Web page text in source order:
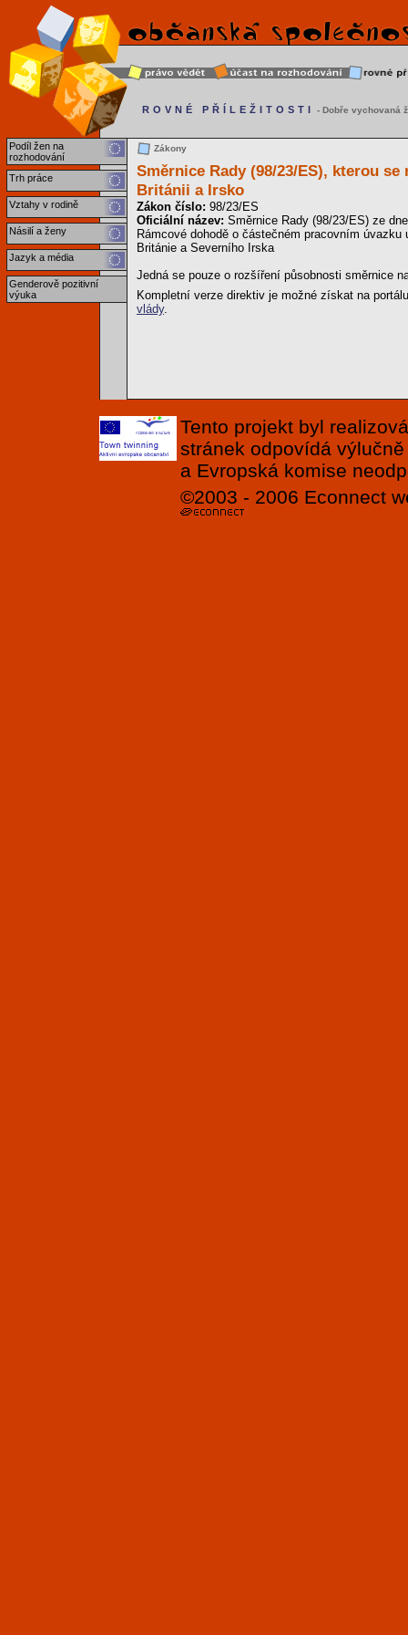
Podíl žen na
rozhodování
Trh práce
Vztahy v rodině
Násilí a ženy
Jazyk a média
Genderově pozitivní
výuka
ROVNÉ PŘÍLEŽITOSTI - Dobře vychovaná
Zákony
Směrnice Rady (98/23/ES), kterou
Británii a Irsko
Zákon číslo: 98/23/ES
Oficiální název: Směrnice Rady (98/23/ES) ze
Rámcové dohodě o částečném pracovním
Británie a Severního Irska
Jedná se pouze o rozšíření působnosti směrnice
Kompletní verze direktiv je možné získat na
vlády.
Tento projekt byl
stránek odpovídá
a Evropská komise
©2003 - 2006 Econnect